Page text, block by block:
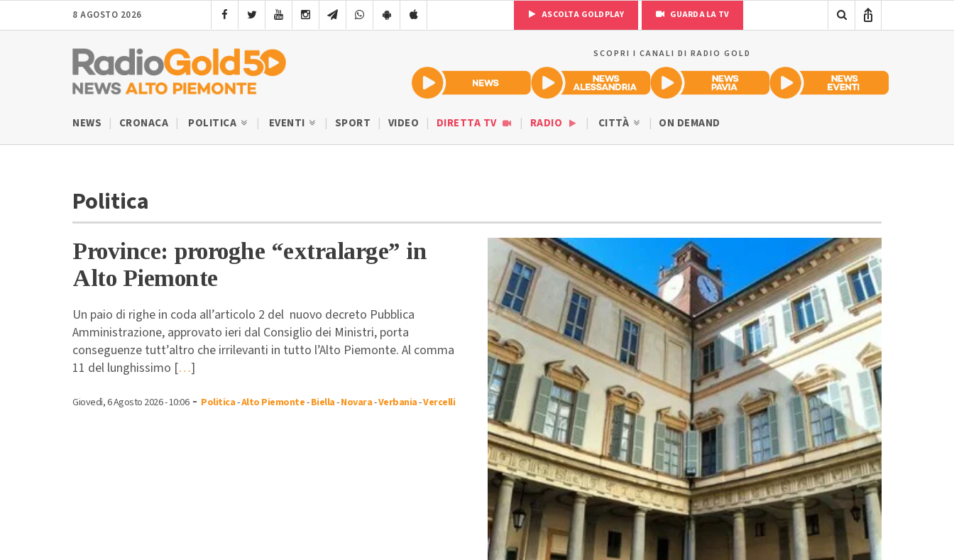
8 AGOSTO 2026 ASCOLTA GOLDPLAY GUARDA LA TV
SCOPRI I CANALI DI RADIO GOLD
NEWS CRONACA POLITICA EVENTI SPORT VIDEO DIRETTA TV RADIO CITTÀ ON DEMAND
Politica
Province: proroghe “extralarge” in
Alto Piemonte
Un paio di righe in coda all’articolo 2 del nuovo decreto Pubblica
Amministrazione, approvato ieri dal Consiglio dei Ministri, porta
conseguenze tutt’altro che irrilevanti in tutto l’Alto Piemonte. Al comma
11 del lunghissimo […]
Giovedì, 6 Agosto 2026 - 10:06- Politica-Alto Piemonte-Biella-Novara-Verbania-Vercelli